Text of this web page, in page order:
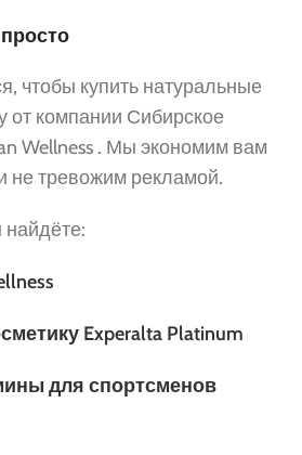
чтобы купить натуральные
от компании Сибирское
Wellness . Мы экономим вам
не тревожим рекламой.
найдёте:
Experalta Platinum
для спортсменов